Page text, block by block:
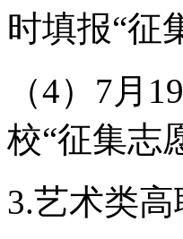
时填报“征
（4）7月
校“征集志
3.艺术类